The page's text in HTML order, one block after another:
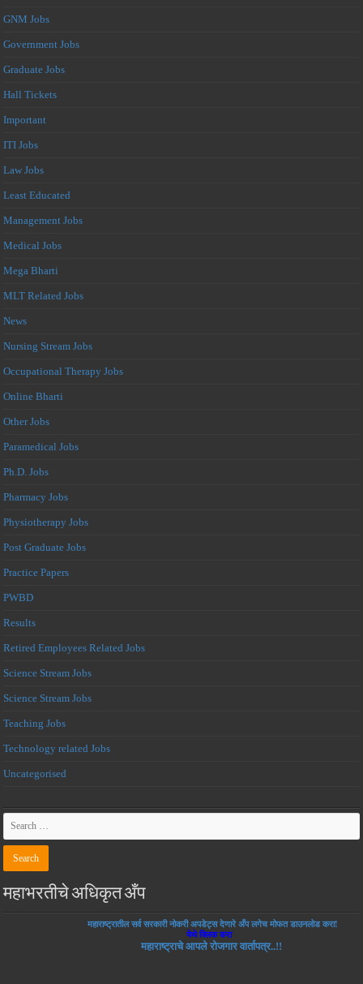
GNM Jobs
Government Jobs
Graduate Jobs
Hall Tickets
Important
ITI Jobs
Law Jobs
Least Educated
Management Jobs
Medical Jobs
Mega Bharti
MLT Related Jobs
News
Nursing Stream Jobs
Occupational Therapy Jobs
Online Bharti
Other Jobs
Paramedical Jobs
Ph.D. Jobs
Pharmacy Jobs
Physiotherapy Jobs
Post Graduate Jobs
Practice Papers
PWBD
Results
Retired Employees Related Jobs
Science Stream Jobs
Science Stream Jobs
Teaching Jobs
Technology related Jobs
Uncategorised
महाभरतीचे अधिकृत अँप
महाराष्ट्रातील सर्व सरकारी नोकरी अपडेट्स देणारे अँप लगेच मोफत डाउनलोड करा!
येथे क्लिक करा
महाराष्ट्राचे आपले रोजगार वार्तापत्र..!!